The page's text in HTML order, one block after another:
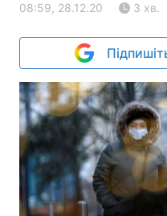
08:59, 28.12.20 3 хв.